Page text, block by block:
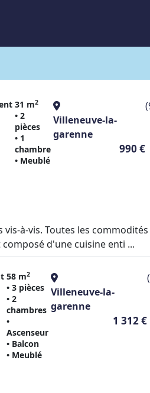
31 m2
• 2
pièces
• 1
chambre
• Meublé
Villeneuve-la-
garenne
990 €
à-vis. Toutes les
d'une cuisine enti ...
58 m2
• 3 pièces
• 2
chambres
•
Ascenseur
• Balcon
• Meublé
Villeneuve-la-
garenne
1 312 €